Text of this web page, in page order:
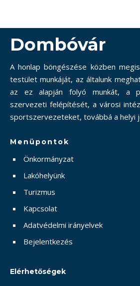
Dombóvár
A honlap böngészése közben
testület munkáját, az általunk
az ez alapján folyó munkát, a
szervezeti felépítését, a városi
sportszervezeteket, továbbá a helyi
Menüpontok
Önkormányzat
Lakóhelyünk
Turizmus
Kapcsolat
Adatvédelmi irányelvek
Bejelentkezés
Elérhetőségek